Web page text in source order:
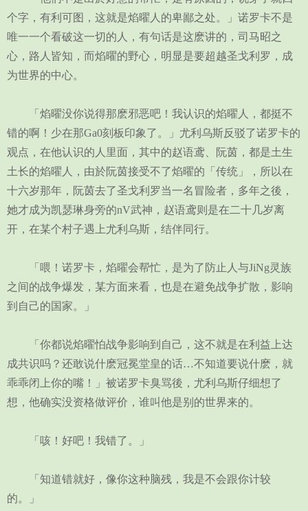
个字，有利可图，这就是焰曜人的卑鄙之处。」诺罗卡不是
唯一一个看破这一切的人，有句话是这麽讲的，司马昭之
心，路人皆知，而焰曜的野心，明显是要超越圣戈利罗，成
为世界的中心。
「焰曜没你说得那麽邪恶吧！我认识的焰曜人，都挺不
错的啊！少在那Ga0刻板印象了。」尤利乌斯反驳了诺罗卡的
观点，在他认识的人里面，其中的赵语鸢、阮茵，都是土生
土长的焰曜人，由於阮茵接受不了焰曜的「传统」，所以在
十六岁那年，阮茵去了圣戈利罗当一名冒险者，多年之後，
她才成为凯瑟琳身旁的nV武神，赵语鸢则是在二十几岁离
开，在某个村子遇上尤利乌斯，结伴同行。
「喂！诺罗卡，焰曜会帮忙，是为了防止人与JiNg灵族
之间的战争爆发，某方面来看，也是在避免战争扩散，影响
到自己的国家。」
「你都说焰曜怕战争影响到自己，这不就是在利益上达
成共识吗？还敢说什麽冠冕堂皇的话…不知道要说什麽，就
乖乖闭上你的嘴！」被诺罗卡臭骂後，尤利乌斯仔细想了
想，他确实没资格做评价，谁叫他是别的世界来的。
「咳！好吧！我错了。」
「知道错就好，像你这种脑残，我是不会跟你计较
的。」